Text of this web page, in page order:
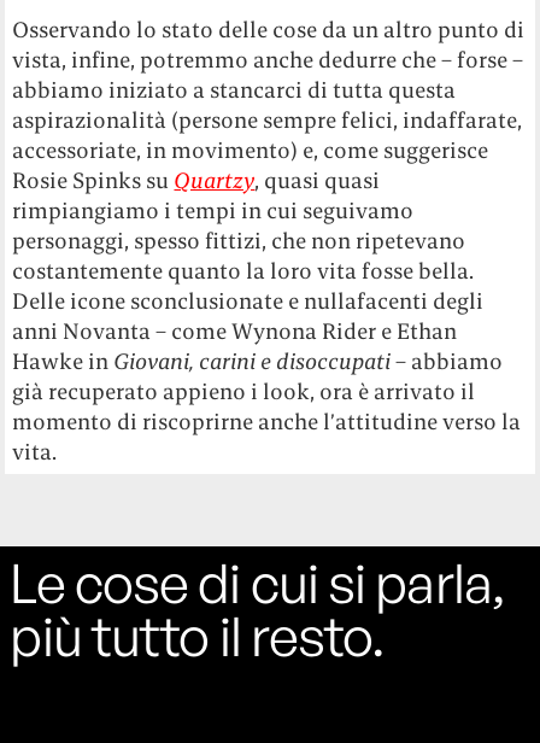
Osservando lo stato delle cose da un altro punto di
vista, infine, potremmo anche dedurre che – forse –
abbiamo iniziato a stancarci di tutta questa
aspirazionalità (persone sempre felici, indaffarate,
accessoriate, in movimento) e, come suggerisce
Rosie Spinks su Quartzy, quasi quasi
rimpiangiamo i tempi in cui seguivamo
personaggi, spesso fittizi, che non ripetevano
costantemente quanto la loro vita fosse bella.
Delle icone sconclusionate e nullafacenti degli
anni Novanta – come Wynona Rider e Ethan
Hawke in Giovani, carini e disoccupati– abbiamo
già recuperato appieno i look, ora è arrivato il
momento di riscoprirne anche l’attitudine verso la
vita.
Le cose di cui si parla,
più tutto il resto.